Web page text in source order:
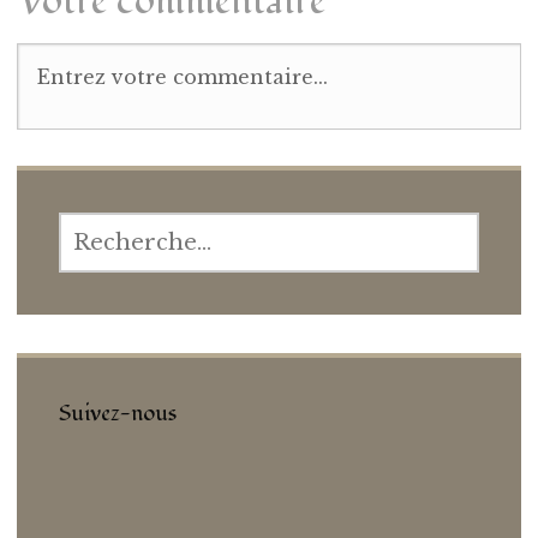
Suivez-nous